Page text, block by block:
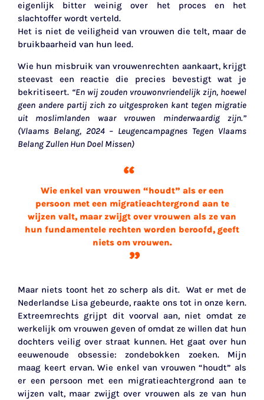
eigenlijk bitter weinig over het proces en het
slachtoffer wordt verteld.
Het is niet de veiligheid van vrouwen die telt, maar de
bruikbaarheid van hun leed.
Wie hun misbruik van vrouwenrechten aankaart, krijgt
steevast een reactie die precies bevestigt wat je
bekritiseert. “En wij zouden vrouwonvriendelijk zijn, hoewel
geen andere partij zich zo uitgesproken kant tegen migratie
uit moslimlanden waar vrouwen minderwaardig zijn.”
(Vlaams Belang, 2024 – Leugencampagnes Tegen Vlaams
Belang Zullen Hun Doel Missen)
Wie enkel van vrouwen “houdt” als er een
persoon met een migratieachtergrond aan te
wijzen valt, maar zwijgt over vrouwen als ze van
hun fundamentele rechten worden beroofd, geeft
niets om vrouwen.
Maar niets toont het zo scherp als dit. Wat er met de
Nederlandse Lisa gebeurde, raakte ons tot in onze kern.
Extreemrechts grijpt dit voorval aan, niet omdat ze
werkelijk om vrouwen geven of omdat ze willen dat hun
dochters veilig over straat kunnen. Het gaat over hun
eeuwenoude obsessie: zondebokken zoeken. Mijn
maag keert ervan. Wie enkel van vrouwen “houdt” als
er een persoon met een migratieachtergrond aan te
wijzen valt, maar zwijgt over vrouwen als ze van hun